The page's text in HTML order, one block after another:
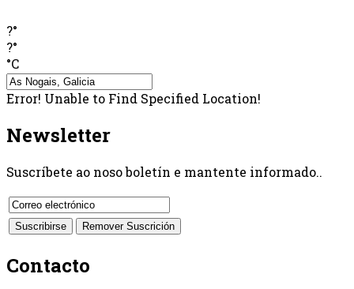
?°
?°
°C
Error! Unable to Find Specified Location!
Newsletter
Suscríbete ao noso boletín e mantente informado..
Contacto